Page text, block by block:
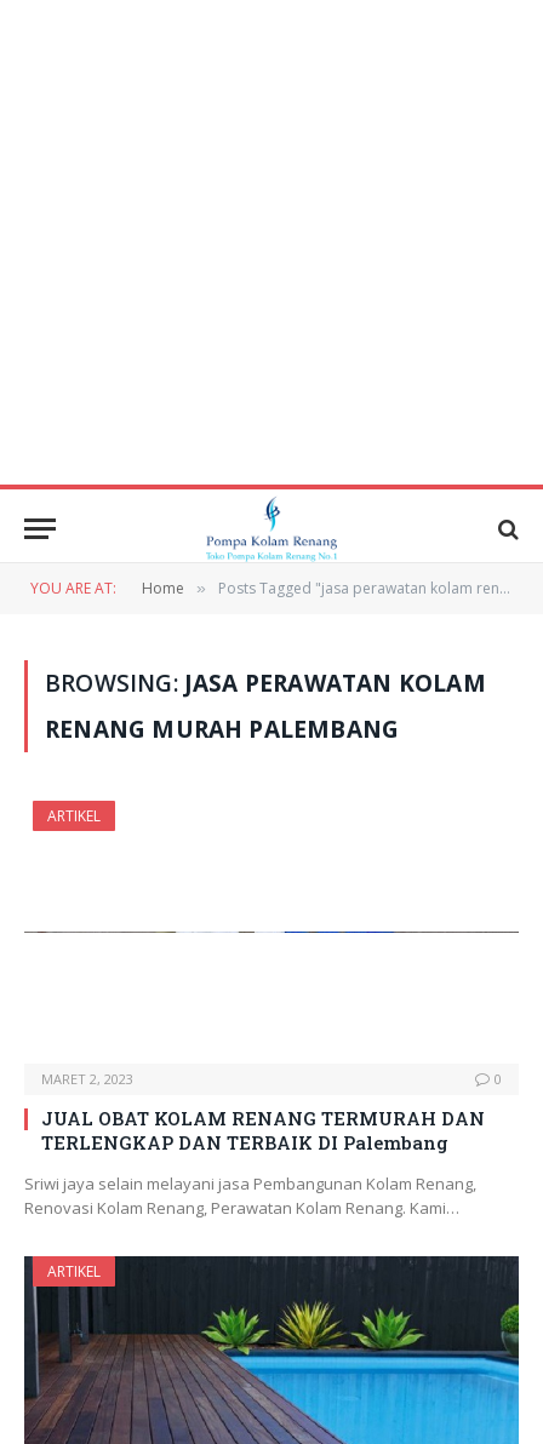
YOU ARE AT: Home » Posts Tagged "jasa perawatan kolam renang murah palembang"
BROWSING: JASA PERAWATAN KOLAM
RENANG MURAH PALEMBANG
ARTIKEL
MARET 2, 2023 0
JUAL OBAT KOLAM RENANG TERMURAH DAN
TERLENGKAP DAN TERBAIK DI Palembang
Sriwi jaya selain melayani jasa Pembangunan Kolam Renang,
Renovasi Kolam Renang, Perawatan Kolam Renang. Kami…
ARTIKEL